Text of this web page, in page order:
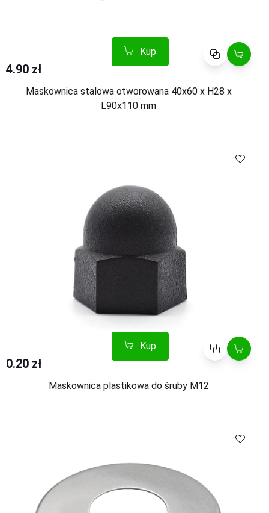
Kup Porównaj
4.90 zł
Maskownica stalowa otworowana 40x60 x H28 x
L90x110 mm
Kup Porównaj
0.20 zł
Maskownica plastikowa do śruby M12